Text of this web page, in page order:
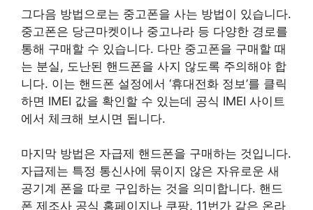
그다음 방법으로는 중고폰을 사는 방법이 있습니다.
중고폰은 당근마켓이나 중고나라 등 다양한 경로를
통해 구매할 수 있습니다. 다만 중고폰을 구매할 때
는 분실, 도난된 핸드폰을 사지 않도록 주의해야 합
니다. 이는 핸드폰 설정에서 ‘휴대전화 정보’를 클릭
하면 IMEI 값을 확인할 수 있는데 공식 IMEI 사이트
에서 체크해 보시면 됩니다.
마지막 방법은 자급제 핸드폰을 구매하는 것입니다.
자급제는 특정 통신사에 묶이지 않은 자유로운 새
공기계 폰을 따로 구입하는 것을 의미합니다. 핸드
폰 제조사 공식 홈페이지나 쿠팡, 11번가 같은 온라